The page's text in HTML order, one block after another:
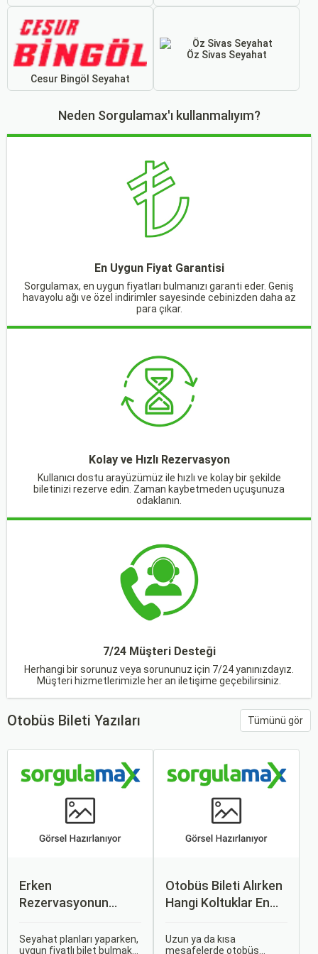
Cesur Bingöl Seyahat
Öz Sivas Seyahat
Neden Sorgulamax'ı kullanmalıyım?
En Uygun Fiyat Garantisi
Sorgulamax, en uygun fiyatları bulmanızı garanti eder. Geniş
havayolu ağı ve özel indirimler sayesinde cebinizden daha az
para çıkar.
Kolay ve Hızlı Rezervasyon
Kullanıcı dostu arayüzümüz ile hızlı ve kolay bir şekilde
biletinizi rezerve edin. Zaman kaybetmeden uçuşunuza
odaklanın.
7/24 Müşteri Desteği
Herhangi bir sorunuz veya sorununuz için 7/24 yanınızdayız.
Müşteri hizmetlerimizle her an iletişime geçebilirsiniz.
Otobüs Bileti Yazıları Tümünü gör
Erken
Rezervasyonun
Otobüs Bileti Satın
Seyahat planları yaparken,
uygun fiyatlı bilet bulmak
Otobüs Bileti Alırken
Hangi Koltuklar En
Rehberi
Uzun ya da kısa
mesafelerde otobüs